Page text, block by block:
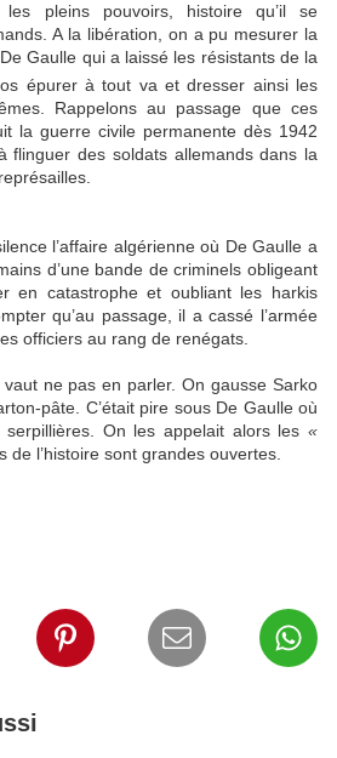
pleins pouvoirs, histoire qu’il se
A la libération, on a pu mesurer la
Gaulle qui a laissé les résistants de la
épurer à tout va et dresser ainsi les
Rappelons au passage que ces
la guerre civile permanente dès 1942
flinguer des soldats allemands dans la
l’affaire algérienne où De Gaulle a
d’une bande de criminels obligeant
en catastrophe et oubliant les harkis
qu’au passage, il a cassé l’armée
officiers au rang de renégats.
ne pas en parler. On gausse Sarko
pâte. C’était pire sous De Gaulle où
On les appelait alors les «
de l’histoire sont grandes ouvertes.